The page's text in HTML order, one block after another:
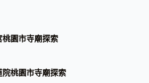
桃園市寺廟探索
院桃園市寺廟探索